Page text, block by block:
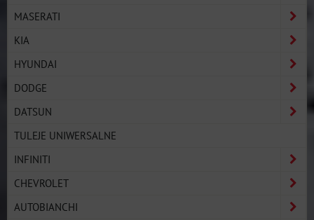
MASERATI
KIA
HYUNDAI
DODGE
DATSUN
TULEJE UNIWERSALNE
INFINITI
CHEVROLET
AUTOBIANCHI